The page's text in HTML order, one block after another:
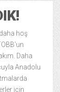
daha hoş
Daha
Anadolu
için